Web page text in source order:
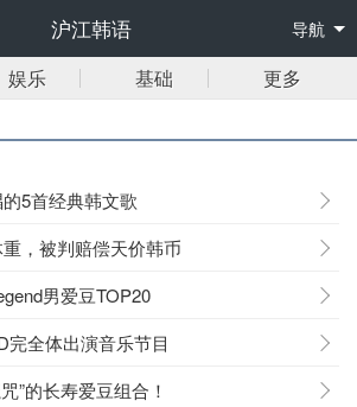
沪江韩语 导航
娱乐 基础 更多
5首经典韩文歌
，被判赔偿天价韩币
男爱豆TOP20
全体出演音乐节目
”的长寿爱豆组合！